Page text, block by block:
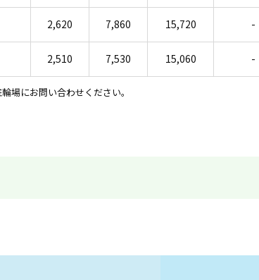
2,620 7,860 15,720 -
2,510 7,530 15,060 -
場にお問い合わせください。